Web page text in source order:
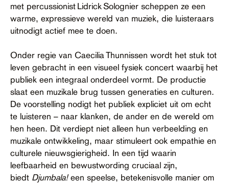
met percussionist Lidrick Solognier scheppen ze een
warme, expressieve wereld van muziek, die luisteraars
uitnodigt actief mee te doen.
Onder regie van Caecilia Thunnissen wordt het stuk tot
leven gebracht in een visueel fysiek concert waarbij het
publiek een integraal onderdeel vormt. De productie
slaat een muzikale brug tussen generaties en culturen.
De voorstelling nodigt het publiek expliciet uit om echt
te luisteren – naar klanken, de ander en de wereld om
hen heen. Dit verdiept niet alleen hun verbeelding en
muzikale ontwikkeling, maar stimuleert ook empathie en
culturele nieuwsgierigheid. In een tijd waarin
leefbaarheid en bewustwording cruciaal zijn,
biedt Djumbala!een speelse, betekenisvolle manier om